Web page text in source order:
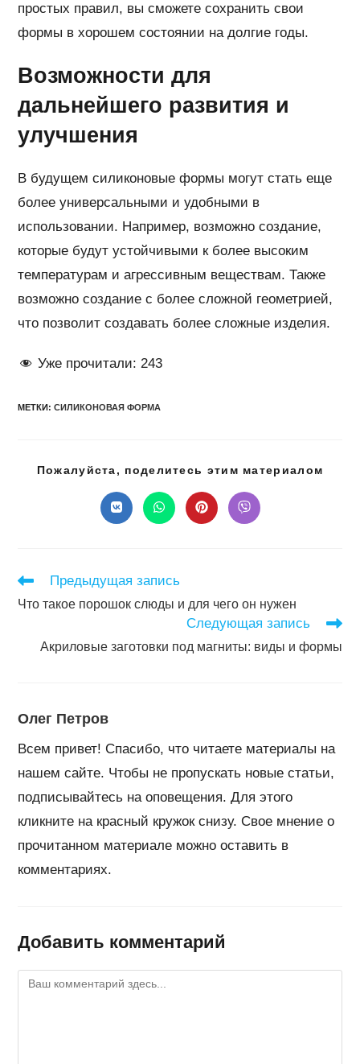
простых правил, вы сможете сохранить свои
формы в хорошем состоянии на долгие годы.
Возможности для
дальнейшего развития и
улучшения
В будущем силиконовые формы могут стать еще
более универсальными и удобными в
использовании. Например, возможно создание,
которые будут устойчивыми к более высоким
температурам и агрессивным веществам. Также
возможно создание с более сложной геометрией,
что позволит создавать более сложные изделия.
Уже прочитали: 243
МЕТКИ :СИЛИКОНОВАЯ ФОРМА
Пожалуйста, поделитесь этим материалом
Открывается
в
Открывается
в
Открывается
в
Открывается
в
Читать
статьи
Предыдущая запись
Что такое порошок слюды и для чего он нужен
Следующая запись
Акриловые заготовки под магниты: виды и формы
Олег Петров
Всем привет! Спасибо, что читаете материалы на
нашем сайте. Чтобы не пропускать новые статьи,
подписывайтесь на оповещения. Для этого
кликните на красный кружок снизу. Свое мнение о
прочитанном материале можно оставить в
комментариях.
Добавить комментарий
Комментарий